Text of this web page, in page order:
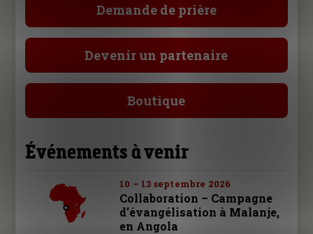
Demande de prière
Devenir un partenaire
Boutique
Événements à venir
10 – 13 septembre 2026
Collaboration – Campagne
d'évangélisation à Malanje,
en Angola